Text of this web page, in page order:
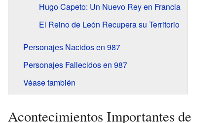
Hugo Capeto: Un Nuevo Rey en Francia
El Reino de León Recupera su Territorio
Personajes Nacidos en 987
Personajes Fallecidos en 987
Véase también
Acontecimientos Importantes de